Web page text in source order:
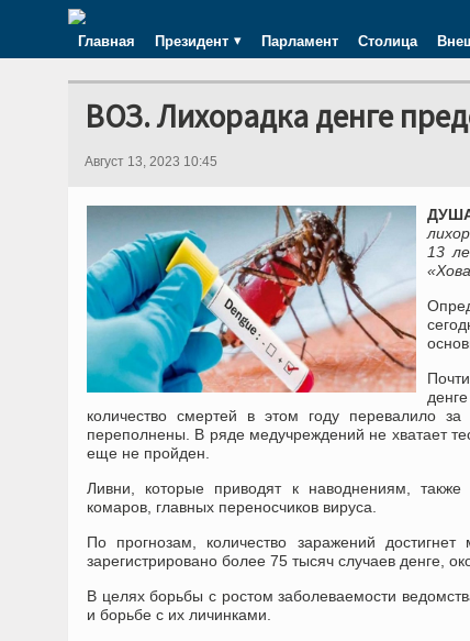
Главная Президент Парламент Столица
ВОЗ. Лихорадка денге
Август 13, 2023 10:45
13
количество смертей в этом году перевалило
переполнены. В ряде медучреждений не хватает
еще не пройден.
Ливни, которые приводят к наводнениям,
комаров, главных переносчиков вируса.
По прогнозам, количество заражений
зарегистрировано более 75 тысяч случаев денге,
В целях борьбы с ростом заболеваемости
и борьбе с их личинками.